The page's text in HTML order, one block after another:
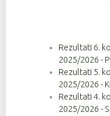
Rezultati 6.
2025/2026 -
Rezultati 5.
2025/2026 -
Rezultati 4.
2025/2026 -